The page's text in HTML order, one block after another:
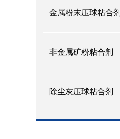
金属粉末压球粘合剂
非金属矿粉粘合剂
除尘灰压球粘合剂